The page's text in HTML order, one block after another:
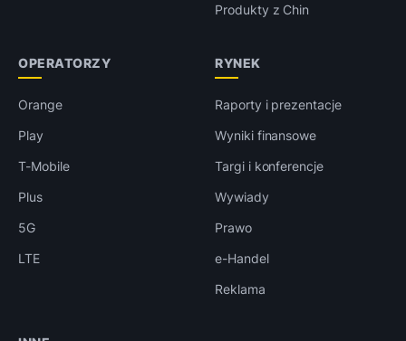
Produkty z Chin
OPERATORZY
Orange
Play
T-Mobile
Plus
5G
LTE
RYNEK
Raporty i prezentacje
Wyniki finansowe
Targi i konferencje
Wywiady
Prawo
e-Handel
Reklama